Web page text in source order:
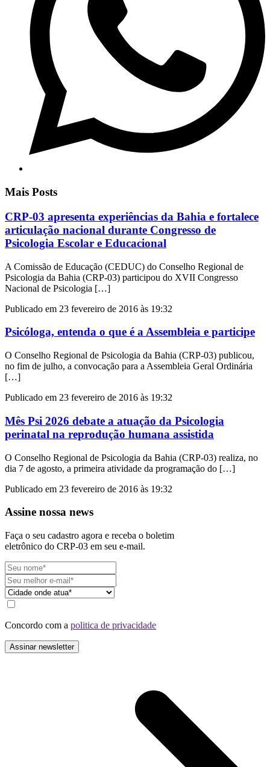
Mais Posts
CRP-03 apresenta experiências da Bahia e fortalece
articulação nacional durante Congresso de
Psicologia Escolar e Educacional
A Comissão de Educação (CEDUC) do Conselho Regional de
Psicologia da Bahia (CRP-03) participou do XVII Congresso
Nacional de Psicologia […]
Publicado em 23 fevereiro de 2016 às 19:32
Psicóloga, entenda o que é a Assembleia e participe
O Conselho Regional de Psicologia da Bahia (CRP-03) publicou,
no fim de julho, a convocação para a Assembleia Geral Ordinária
[…]
Publicado em 23 fevereiro de 2016 às 19:32
Mês Psi 2026 debate a atuação da Psicologia
perinatal na reprodução humana assistida
O Conselho Regional de Psicologia da Bahia (CRP-03) realiza, no
dia 7 de agosto, a primeira atividade da programação do […]
Publicado em 23 fevereiro de 2016 às 19:32
Assine nossa news
Faça o seu cadastro agora e receba o boletim
eletrônico do CRP-03 em seu e-mail.
Concordo com a politica de privacidade